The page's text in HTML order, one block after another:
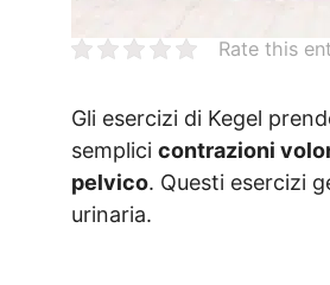
Rate this
Gli esercizi di Kegel
semplicicontrazioni
pelvico. Questi esercizi
urinaria.